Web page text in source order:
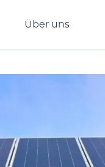
Über uns